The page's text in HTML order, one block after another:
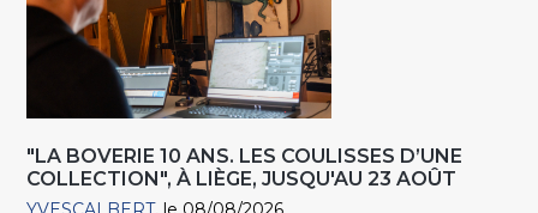
"LA BOVERIE 10 ANS. LES COULISSES D’UNE
COLLECTION", À LIÈGE, JUSQU'AU 23 AOÛT